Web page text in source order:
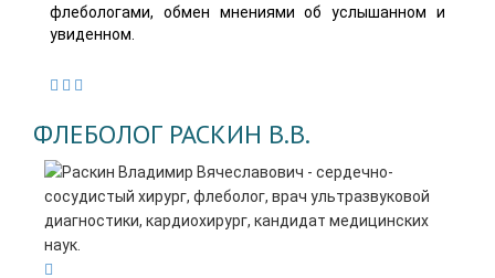
флебологами, обмен мнениями об услышанном и
увиденном.
ФЛЕБОЛОГ РАСКИН В.В.